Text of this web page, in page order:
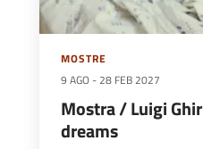
MOSTRE
9 AGO -28 FEB 2027
Mostra / Luigi
dreams